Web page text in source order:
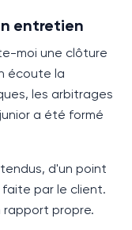
entretien
moi une clôture
écoute la
les arbitrages
a été formé
d'un point
par le client.
rapport propre.